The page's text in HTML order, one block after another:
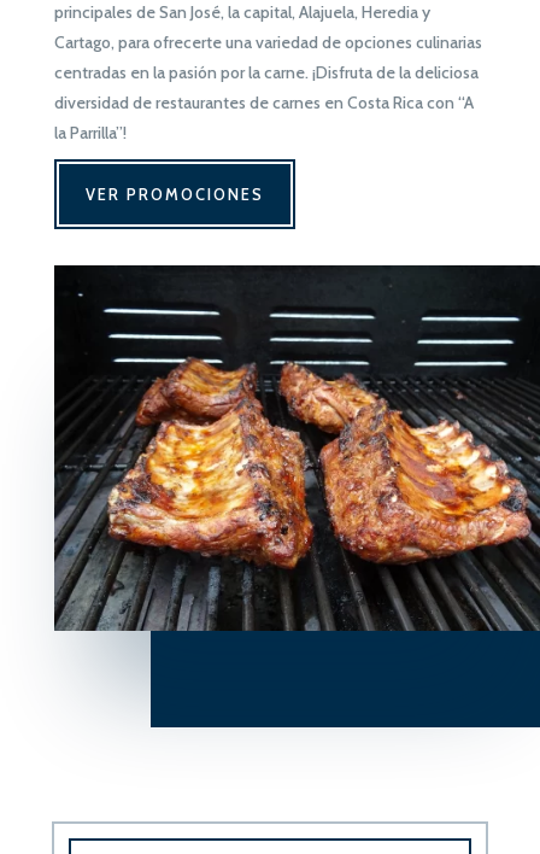
principales de San José, la capital, Alajuela, Heredia y
Cartago, para ofrecerte una variedad de opciones culinarias
centradas en la pasión por la carne. ¡Disfruta de la deliciosa
diversidad de restaurantes de carnes en Costa Rica con “A
la Parrilla”!
VER PROMOCIONES